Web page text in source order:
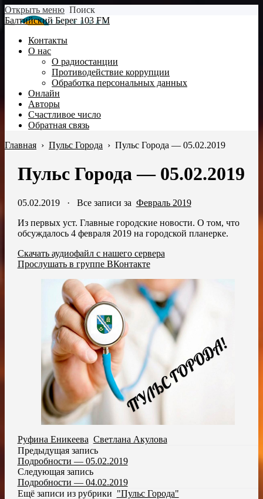
Открыть меню Поиск
Балтийский Берег 103 FM
Контакты
О нас
О радиостанции
Противодействие коррупции
Обработка персональных данных
Онлайн
Авторы
Счастливое число
Обратная связь
Главная › Пульс Города › Пульс Города — 05.02.2019
Пульс Города — 05.02.2019
05.02.2019· Все записи за Февраль 2019
Из первых уст. Главные городские новости. О том, что
обсуждалось 4 февраля 2019 на городской планерке.
Скачать аудиофайл с нашего сервера
Прослушать в группе ВКонтакте
Руфина Еникеева Светлана Акулова
Предыдущая запись
Подробности — 05.02.2019
Следующая запись
Подробности — 04.02.2019
Ещё записи из рубрики "Пульс Города"